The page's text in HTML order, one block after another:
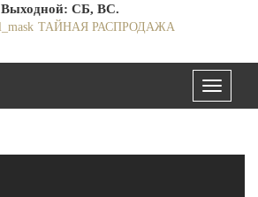
Выходной: СБ, ВС.
ТАЙНАЯ РАСПРОДАЖА
Меню